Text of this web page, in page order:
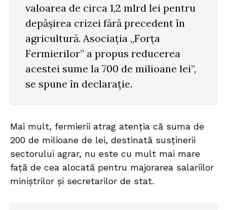
valoarea de circa 1,2 mlrd lei pentru
depășirea crizei fără precedent în
agricultură. Asociația „Forța
Fermierilor” a propus reducerea
acestei sume la 700 de milioane lei”,
se spune în declarație.
Mai mult, fermierii atrag atenția că suma de
200 de milioane de lei, destinată susținerii
sectorului agrar, nu este cu mult mai mare
față de cea alocată pentru majorarea salariilor
miniștrilor și secretarilor de stat.